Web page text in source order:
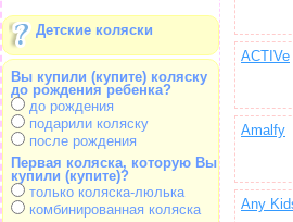
Детские коляски
Вы купили (купите) коляску
до рождения ребенка?
до рождения
подарили коляску
после рождения
Первая коляска, которую Вы
купили (купите)?
только коляска-люлька
комбинированная коляска
ACTIVe
Amalfy
Any